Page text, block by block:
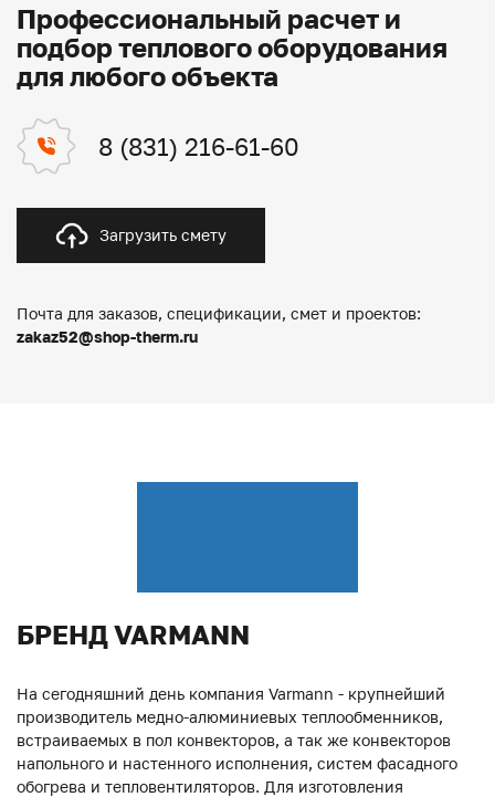
Профессиональный расчет и
подбор теплового оборудования
для любого объекта
8 (831) 216-61-60
Загрузить смету
Почта для заказов, спецификации, смет и проектов:
zakaz52@shop-therm.ru
БРЕНД VARMANN
На сегодняшний день компания Varmann - крупнейший
производитель медно-алюминиевых теплообменников,
встраиваемых в пол конвекторов, а так же конвекторов
напольного и настенного исполнения, систем фасадного
обогрева и тепловентиляторов. Для изготовления